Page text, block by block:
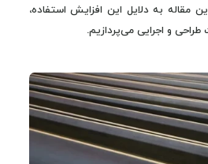
به دلایل این افزایش استفاده،
و اجرایی می‌پردازیم.